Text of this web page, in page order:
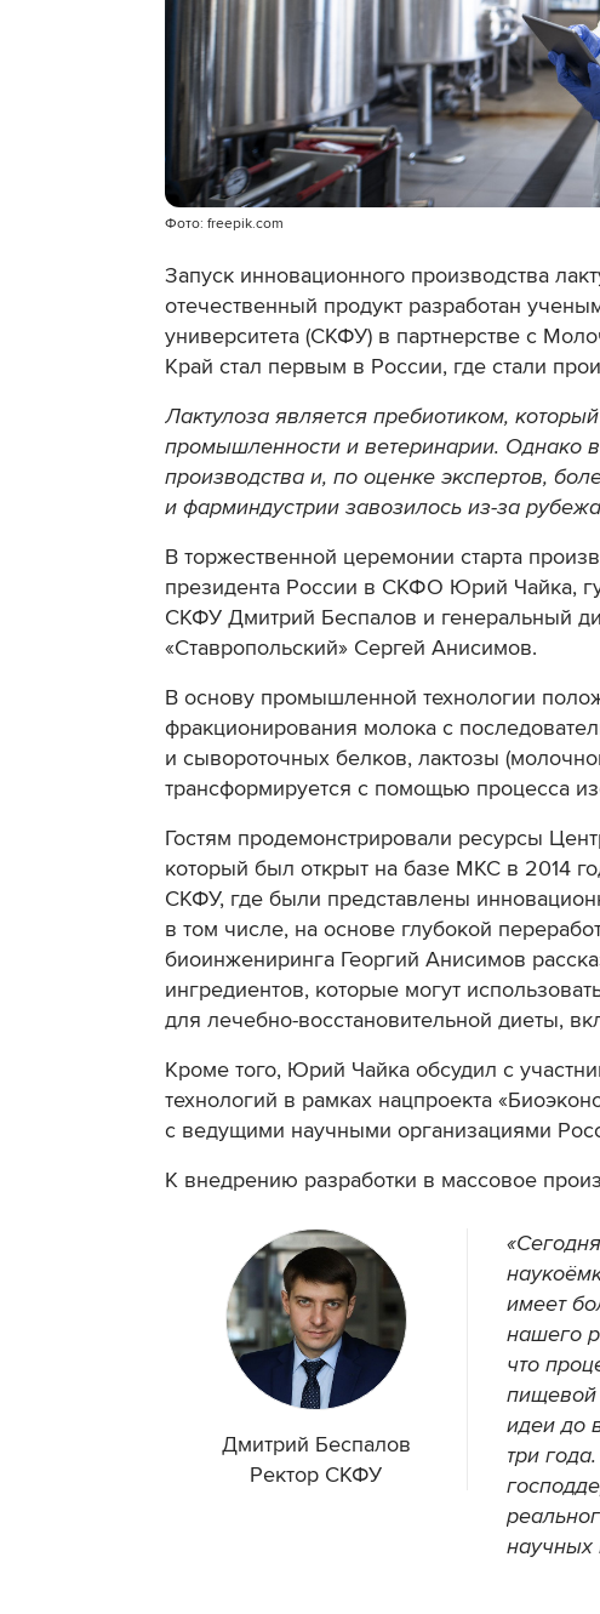
Фото: freepik.com
Запуск инновационного производства
отечественный продукт разработан
университета (СКФУ) в партнерстве с
Край стал первым в России, где стали
Лактулоза является пребиотиком,
промышленности и ветеринарии. Однако
производства и, по оценке экспертов,
и фарминдустрии завозилось из-за
В торжественной церемонии старта
президента России в СКФО Юрий Чайка,
СКФУ Дмитрий Беспалов и генеральный
«Ставропольский» Сергей Анисимов.
В основу промышленной технологии
фракционирования молока с
и сывороточных белков, лактозы
трансформируется с помощью процесса
Гостям продемонстрировали ресурсы
который был открыт на базе МКС в 2014
СКФУ, где были представлены
в том числе, на основе глубокой
биоинжениринга Георгий Анисимов
ингредиентов, которые могут
для лечебно-восстановительной диеты,
Кроме того, Юрий Чайка обсудил с
технологий в рамках нацпроекта
с ведущими научными организациями
К внедрению разработки в массовое
Дмитрий Беспалов
Ректор СКФУ
имеет
нашего
что
пищевой
идеи до
три
научных